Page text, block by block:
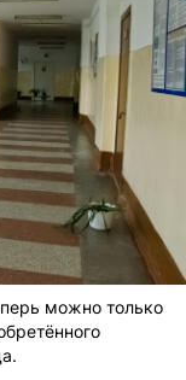
можно только